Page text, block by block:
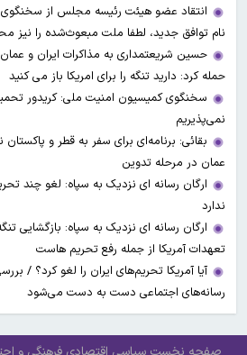
انتقاد عضو هیئت رئیسه مجلس از سخنگوی
نام توافق جدید، لطفا ملت مبعوث‌شده را نیز
حسین شریعتمداری به مذاکرات ایران و
حمله کرد: دارید تنگه را برای امریکا باز می کنید
سخنگوی کمیسیون امنیت ملی: کریدور
نمی‌پذیریم
بقائی: برنامه‌ای برای سفر به قطر و پاکستان
عمان در مرحله تدوین
ارگان رسانه ای نزدیک به سپاه: لغو چند
ندارد
ارگان رسانه ای نزدیک به سپاه: بازگشایی
تعهدات آمریکا از جمله رفع تحریم هاست
آیا آمریکا تحریم‌های ایران را لغو کرد؟ /
رسانه‌های اجتماعی دست به دست می‌شود